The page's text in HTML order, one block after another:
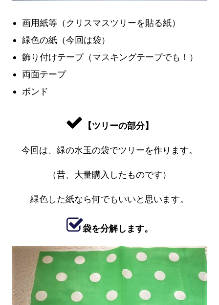
画用紙等（クリスマスツリーを貼る紙）
緑色の紙（今回は袋）
飾り付けテープ（マスキングテープでも！）
両面テープ
ボンド
【ツリーの部分】
今回は、緑の水玉の袋でツリーを作ります。
（昔、大量購入したものです）
緑色した紙なら何でもいいと思います。
袋を分解します。